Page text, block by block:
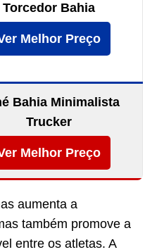
Torcedor Bahia
Melhor Preço
Bahia Minimalista
Trucker
Melhor Preço
aumenta a
também promove a
entre os atletas. A